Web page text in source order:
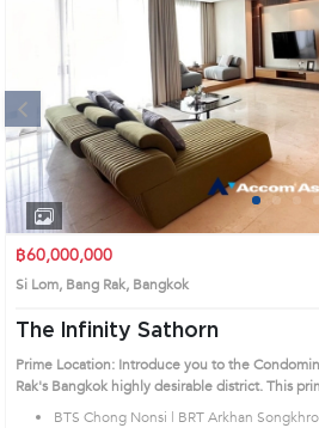
1 3
฿60,000,000
Si Lom, Bang Rak, Bangkok
The Infinity Sathorn
Prime Location: Introduce you to the
Rak's Bangkok highly desirable district. This
BTS Chong Nonsi | BRT Arkhan Songkhro